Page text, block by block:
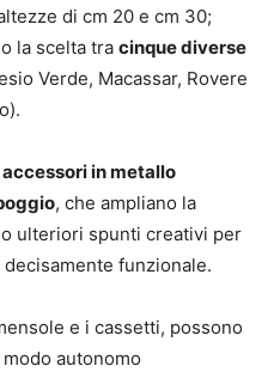
di cm 20 e cm 30;
la scelta tra cinque diverse
Verde, Macassar, Rovere
accessori in metallo
, che ampliano la
ulteriori spunti creativi per
decisamente funzionale.
e i cassetti, possono
autonomo